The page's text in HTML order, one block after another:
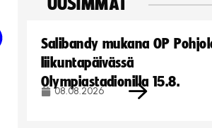
UUSIMMAT
Salibandy mukana OP
liikuntapäivässä
Olympiastadionilla 15.8.
08.08.2026